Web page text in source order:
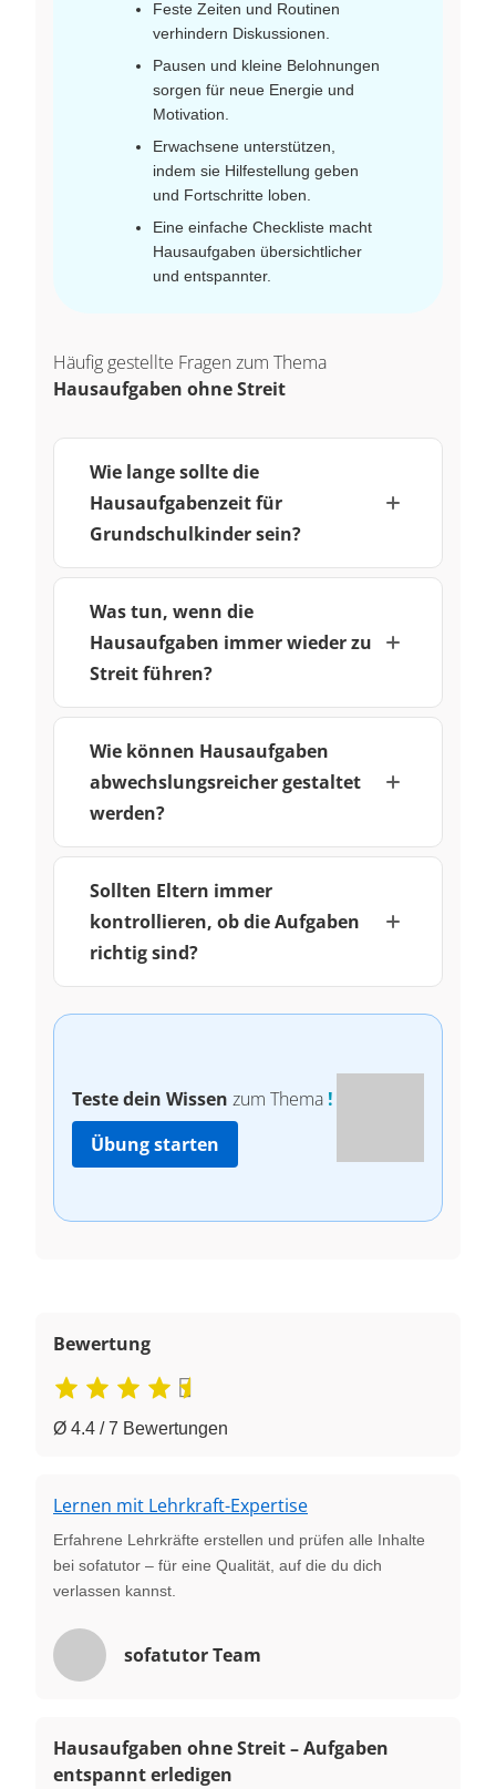
Feste Zeiten und Routinen
verhindern Diskussionen.
Pausen und kleine Belohnungen
sorgen für neue Energie und
Motivation.
Erwachsene unterstützen,
indem sie Hilfestellung geben
und Fortschritte loben.
Eine einfache Checkliste macht
Hausaufgaben übersichtlicher
und entspannter.
Häufig gestellte Fragen zum Thema
Hausaufgaben ohne Streit
Wie lange sollte die
Hausaufgabenzeit für
Grundschulkinder sein?
Was tun, wenn die
Hausaufgaben immer wieder zu
Streit führen?
Wie können Hausaufgaben
abwechslungsreicher gestaltet
werden?
Sollten Eltern immer
kontrollieren, ob die Aufgaben
richtig sind?
Teste dein Wissen zum Thema !
Übung starten
Bewertung
Ø 4.4 / 7 Bewertungen
Lernen mit Lehrkraft-Expertise
Erfahrene Lehrkräfte erstellen und prüfen alle Inhalte
bei sofatutor – für eine Qualität, auf die du dich
verlassen kannst.
sofatutor Team
Hausaufgaben ohne Streit – Aufgaben
entspannt erledigen